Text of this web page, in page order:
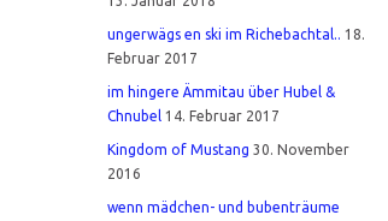
ungerwägs en ski im Richebachtal.. 18.
Februar 2017
im hingere Ämmitau über Hubel &
Chnubel 14. Februar 2017
Kingdom of Mustang 30. November
2016
wenn mädchen- und bubenträume